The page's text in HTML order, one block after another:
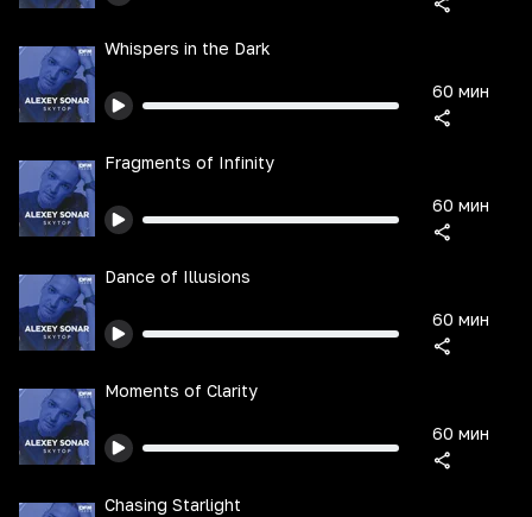
Whispers in the Dark
60 мин
Fragments of Infinity
60 мин
Dance of Illusions
60 мин
Moments of Clarity
60 мин
Chasing Starlight